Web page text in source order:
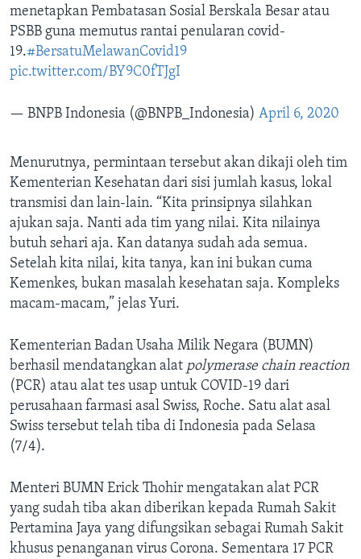
menetapkan Pembatasan Sosial Berskala Besar atau
PSBB guna memutus rantai penularan covid-
19.#BersatuMelawanCovid19
pic.twitter.com/BY9C0fTJgI
— BNPB Indonesia (@BNPB_Indonesia) April 6, 2020
Menurutnya, permintaan tersebut akan dikaji oleh tim
Kementerian Kesehatan dari sisi jumlah kasus, lokal
transmisi dan lain-lain. “Kita prinsipnya silahkan
ajukan saja. Nanti ada tim yang nilai. Kita nilainya
butuh sehari aja. Kan datanya sudah ada semua.
Setelah kita nilai, kita tanya, kan ini bukan cuma
Kemenkes, bukan masalah kesehatan saja. Kompleks
macam-macam,” jelas Yuri.
Kementerian Badan Usaha Milik Negara (BUMN)
berhasil mendatangkan alat polymerase chain reaction
(PCR) atau alat tes usap untuk COVID-19 dari
perusahaan farmasi asal Swiss, Roche. Satu alat asal
Swiss tersebut telah tiba di Indonesia pada Selasa
(7/4).
Menteri BUMN Erick Thohir mengatakan alat PCR
yang sudah tiba akan diberikan kepada Rumah Sakit
Pertamina Jaya yang difungsikan sebagai Rumah Sakit
khusus penanganan virus Corona. Sementara 17 PCR